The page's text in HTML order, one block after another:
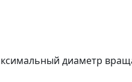
диаметр